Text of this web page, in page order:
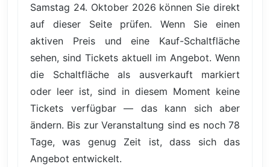
Samstag 24. Oktober 2026 können Sie direkt
auf dieser Seite prüfen. Wenn Sie einen
aktiven Preis und eine Kauf-Schaltfläche
sehen, sind Tickets aktuell im Angebot. Wenn
die Schaltfläche als ausverkauft markiert
oder leer ist, sind in diesem Moment keine
Tickets verfügbar — das kann sich aber
ändern. Bis zur Veranstaltung sind es noch 78
Tage, was genug Zeit ist, dass sich das
Angebot entwickelt.